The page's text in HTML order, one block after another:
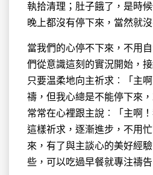
執拾清理；肚子餓了，是時
晚上都沒有停下來，當然就沒
當我們的心停不下來，不用
們從意識這刻的實況開始，
只要温柔地向主祈求︰「主
禱，但我心總是不能停下來
常常在心裡跟主說︰「主啊
這樣祈求，逐漸進步，不用
來，有了與主談心的美好經
些，可以吃過早餐就專注禱告